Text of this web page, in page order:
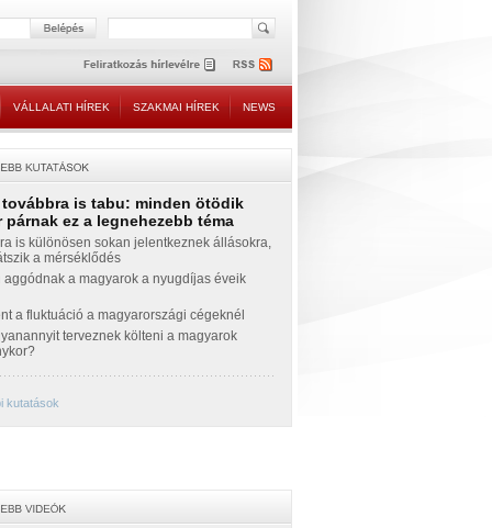
VÁLLALATI HÍREK SZAKMAI HÍREK NEWS
továbbra is tabu: minden ötödik
párnak ez a legnehezebb téma
is különösen sokan jelentkeznek állásokra,
a mérséklődés
aggódnak a magyarok a nyugdíjas éveik
a fluktuáció a magyarországi cégeknél
terveznek költeni a magyarok
kutatások